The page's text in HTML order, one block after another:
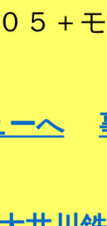
５＋
ーへ